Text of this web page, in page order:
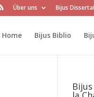
Über uns Bijus
Home Bijus Biblio